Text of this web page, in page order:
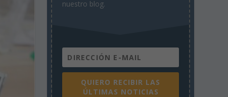
nuestro blog.
QUIERO RECIBIR LAS
ÚLTIMAS NOTICIAS